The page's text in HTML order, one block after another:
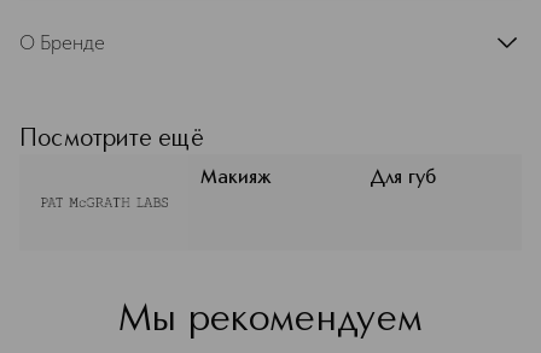
О Бренде
насыщенные пигменты и удобные
текстуры, которые экономят время
и дают вау-эффект без сложных
чистый, современный макияж с
Посмотрите ещё
Макияж Для губ
Мы рекомендуем